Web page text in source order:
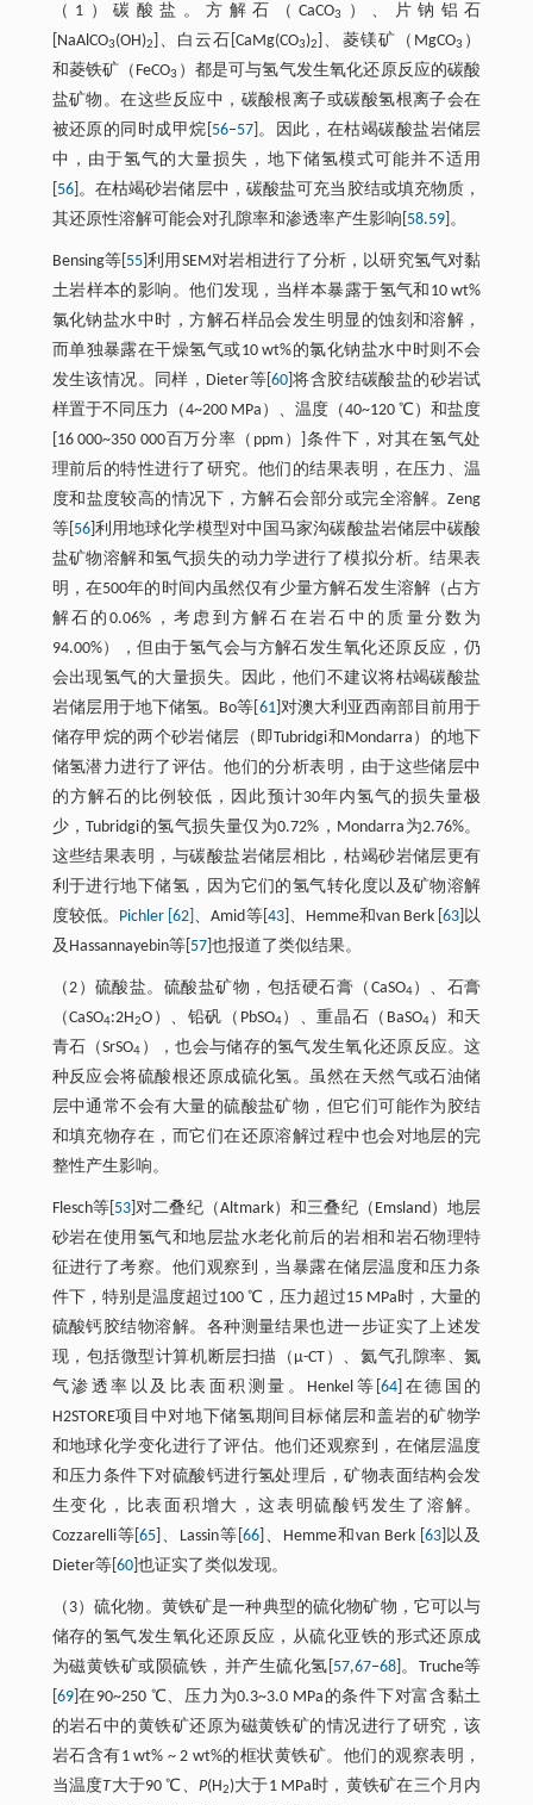
（1）碳酸盐。方解石（CaCO3
）、片钠铝石
[NaAlCO3(OH)2 ]、白云石[CaMg(CO3)2 ]、菱镁矿（MgCO3 ）
和菱铁矿（FeCO3 ）都是可与氢气发生氧化还原反应的碳酸
盐矿物。在这些反应中，碳酸根离子或碳酸氢根离子会在
被还原的同时成甲烷[ 56‒57]。因此，在枯竭碳酸盐岩储层
中，由于氢气的大量损失，地下储氢模式可能并不适用
56]。在枯竭砂岩储层中，碳酸盐可充当胶结或填充物质，
其还原性溶解可能会对孔隙率和渗透率产生影响[ 58.59]。
Bensing等[ 55]利用SEM对岩相进行了分析，以研究氢气对黏
土岩样本的影响。他们发现，当样本暴露于氢气和10 wt%
氯化钠盐水中时，方解石样品会发生明显的蚀刻和溶解，
而单独暴露在干燥氢气或10 wt%的氯化钠盐水中时则不会
发生该情况。同样，Dieter等[ 60 ]将含胶结碳酸盐的砂岩试
样置于不同压力（4~200 MPa）、温度（40~120 ℃）和盐度
[16 000~350 000百万分率（ppm）]条件下，对其在氢气处
理前后的特性进行了研究。他们的结果表明，在压力、温
度和盐度较高的情况下，方解石会部分或完全溶解。Zeng
等[ 56]利用地球化学模型对中国马家沟碳酸盐岩储层中碳酸
盐矿物溶解和氢气损失的动力学进行了模拟分析。结果表
明，在500年的时间内虽然仅有少量方解石发生溶解（占方
解石的0.06%，考虑到方解石在岩石中的质量分数为
94.00%），但由于氢气会与方解石发生氧化还原反应，仍
会出现氢气的大量损失。因此，他们不建议将枯竭碳酸盐
岩储层用于地下储氢。Bo等[ 61]对澳大利亚西南部目前用于
储存甲烷的两个砂岩储层（即Tubridgi和Mondarra）的地下
储氢潜力进行了评估。他们的分析表明，由于这些储层中
的方解石的比例较低，因此预计30年内氢气的损失量极
少，Tubridgi的氢气损失量仅为0.72%，Mondarra为2.76%。
这些结果表明，与碳酸盐岩储层相比，枯竭砂岩储层更有
利于进行地下储氢，因为它们的氢气转化度以及矿物溶解
度较低。 Pichler [62] 、Amid等[ 43]、Hemme和van Berk [63 ]以
及Hassannayebin等[ 57]也报道了类似结果。
（2）硫酸盐。硫酸盐矿物，包括硬石膏（CaSO4）、石膏
（CaSO4:2H2O）、铅矾（PbSO4）、重晶石（BaSO4）和天
青石（SrSO4 ），也会与储存的氢气发生氧化还原反应。这
种反应会将硫酸根还原成硫化氢。虽然在天然气或石油储
层中通常不会有大量的硫酸盐矿物，但它们可能作为胶结
和填充物存在，而它们在还原溶解过程中也会对地层的完
整性产生影响。
Flesch等[ 53]对二叠纪（Altmark）和三叠纪（Emsland）地层
砂岩在使用氢气和地层盐水老化前后的岩相和岩石物理特
征进行了考察。他们观察到，当暴露在储层温度和压力条
件下，特别是温度超过100 ℃，压力超过15 MPa时，大量的
硫酸钙胶结物溶解。各种测量结果也进一步证实了上述发
现，包括微型计算机断层扫描（μ-CT）、氦气孔隙率、氮
气渗透率以及比表面积测量。Henkel等[64 ]在德国的
H2STORE项目中对地下储氢期间目标储层和盖岩的矿物学
和地球化学变化进行了评估。他们还观察到，在储层温度
和压力条件下对硫酸钙进行氢处理后，矿物表面结构会发
生变化，比表面积增大，这表明硫酸钙发生了溶解。
Cozzarelli等[65 ]、Lassin等[66 ]、Hemme和van Berk [ 63]以及
Dieter等[ 60]也证实了类似发现。
（3）硫化物。黄铁矿是一种典型的硫化物矿物，它可以与
储存的氢气发生氧化还原反应，从硫化亚铁的形式还原成
为磁黄铁矿或陨硫铁，并产生硫化氢[ 57,67‒68]。Truche等
69]在90~250 ℃、压力为0.3~3.0 MPa的条件下对富含黏土
的岩石中的黄铁矿还原为磁黄铁矿的情况进行了研究，该
岩石含有1 wt% ~ 2 wt%的框状黄铁矿。他们的观察表明，
当温度T大于90 ℃、 P(H2)大于1 MPa时，黄铁矿在三个月内